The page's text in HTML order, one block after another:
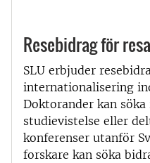
Resebidrag för
SLU erbjuder
internationalisering
Doktorander kan
studievistelse eller
konferenser utanför
forskare kan söka